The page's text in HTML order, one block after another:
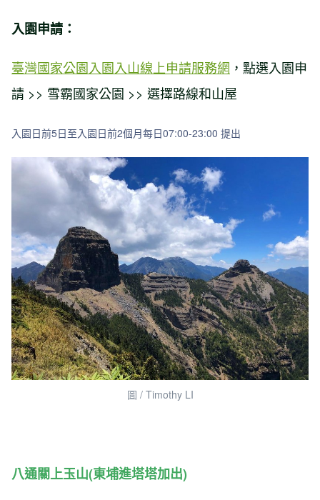
入園申請：
臺灣國家公園入園入山線上申請服務網 ，點選入園申
請 >> 雪霸國家公園 >> 選擇路線和山屋
入園日前5日至入園日前2個月每日07:00-23:00 提出
圖 / Timothy LI
八通關上玉山(東埔進塔塔加出)